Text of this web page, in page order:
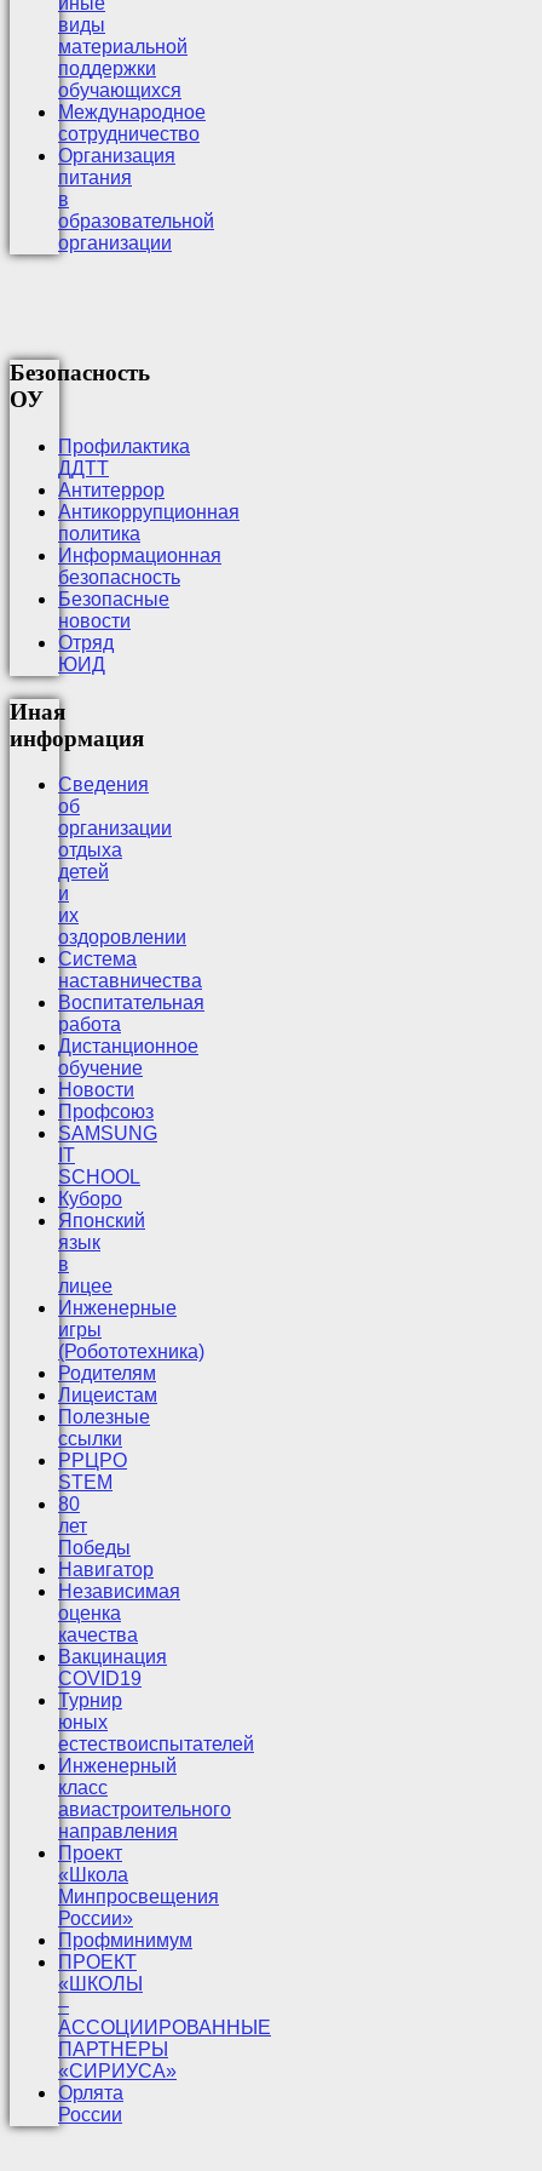
виды
материальной
поддержки
обучающихся
Международное
сотрудничество
Организация
питания
в
образовательной
организации
Безопасность
ОУ
Профилактика
ДДТТ
Антитеррор
Антикоррупционная
политика
Информационная
безопасность
Безопасные
новости
Отряд
ЮИД
Иная
информация
Сведения
об
организации
отдыха
детей
и
их
оздоровлении
Система
наставничества
Воспитательная
работа
Дистанционное
обучение
Новости
Профсоюз
SAMSUNG
IT
SCHOOL
Куборо
Японский
язык
в
лицее
Инженерные
игры
(Робототехника)
Родителям
Лицеистам
Полезные
ссылки
РРЦРО
STEM
80
лет
Победы
Навигатор
Независимая
оценка
качества
Вакцинация
COVID19
Турнир
юных
естествоиспытателей
Инженерный
класс
авиастроительного
направления
Проект
«Школа
Минпросвещения
России»
Профминимум
ПРОЕКТ
«ШКОЛЫ
–
АССОЦИИРОВАННЫЕ
ПАРТНЕРЫ
«СИРИУСА»
Орлята
России